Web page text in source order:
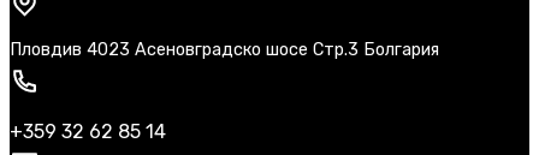
Пловдив 4023 Асеновградско шосе Стр.3 Болгария
+359 32 62 85 14